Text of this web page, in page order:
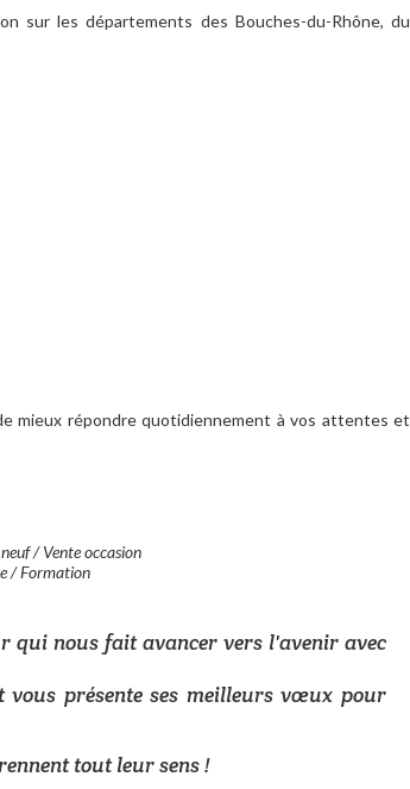
sur les départements des Bouches-du-Rhône, du
mieux répondre quotidiennement à vos attentes et
/ Vente occasion
/ Formation
qui nous fait avancer vers l'avenir avec
vous présente ses meilleurs vœux pour
tout leur sens !